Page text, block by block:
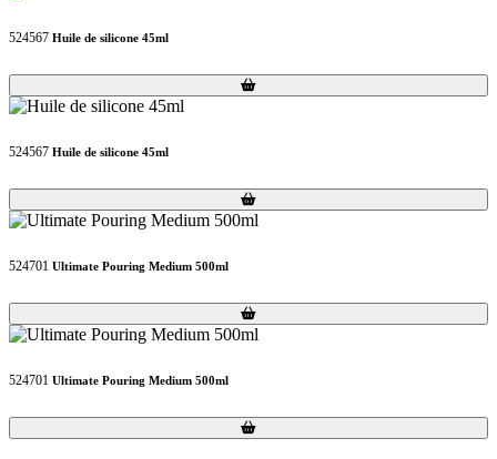
524567 Huile de silicone 45ml
Loading...
Loading...
524567 Huile de silicone 45ml
Loading...
Loading...
524701 Ultimate Pouring Medium 500ml
Loading...
Loading...
524701 Ultimate Pouring Medium 500ml
Loading...
Loading...